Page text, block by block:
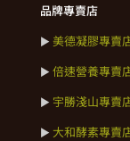
品牌專賣店
► 美德凝膠專賣
► 倍速營養專賣
► 宇勝淺山專賣
► 大和酵素專賣